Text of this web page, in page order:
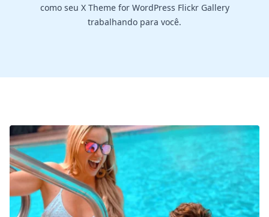
como seu X Theme for WordPress Flickr Gallery
trabalhando para você.